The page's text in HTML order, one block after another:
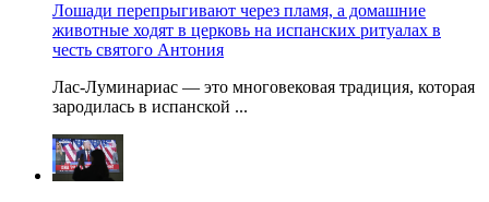
Лошади перепрыгивают через пламя, а домашние
животные ходят в церковь на испанских ритуалах в
честь святого Антония
Лас-Луминариас — это многовековая традиция, которая
зародилась в испанской ...